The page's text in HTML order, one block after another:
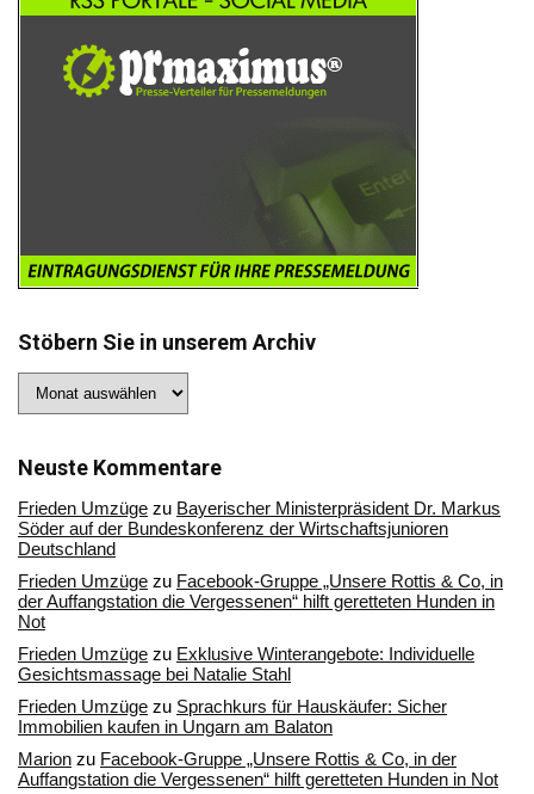
Stöbern Sie in unserem Archiv
Sie
Archiv
Neuste Kommentare
Frieden Umzüge zu Bayerischer Ministerpräsident Dr. Markus
Söder auf der Bundeskonferenz der Wirtschaftsjunioren
Deutschland
Frieden Umzüge zu Facebook-Gruppe „Unsere Rottis & Co, in
der Auffangstation die Vergessenen“ hilft geretteten Hunden in
Not
Frieden Umzüge zu Exklusive Winterangebote: Individuelle
Gesichtsmassage bei Natalie Stahl
Frieden Umzüge zu Sprachkurs für Hauskäufer: Sicher
Immobilien kaufen in Ungarn am Balaton
Marion zu Facebook-Gruppe „Unsere Rottis & Co, in der
Auffangstation die Vergessenen“ hilft geretteten Hunden in Not